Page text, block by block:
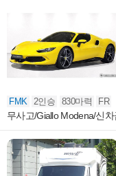
FMK 2인승 830마력 FR
무사고/Giallo Modena/신